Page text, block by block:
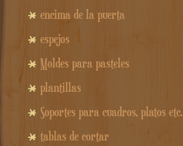
encima de la puerta
espejos
Moldes para pasteles
plantillas
Soportes para cuadros, platos etc.
tablas de cortar